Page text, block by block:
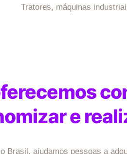
Tratores, máquinas
e
Brasil, ajudamos pessoas a